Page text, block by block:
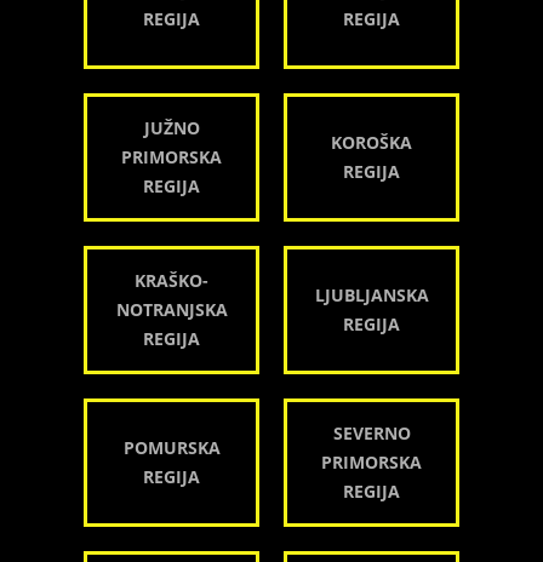
REGIJA
REGIJA
JUŽNO
PRIMORSKA
REGIJA
KOROŠKA
REGIJA
KRAŠKO-
NOTRANJSKA
REGIJA
LJUBLJANSKA
REGIJA
POMURSKA
REGIJA
SEVERNO
PRIMORSKA
REGIJA